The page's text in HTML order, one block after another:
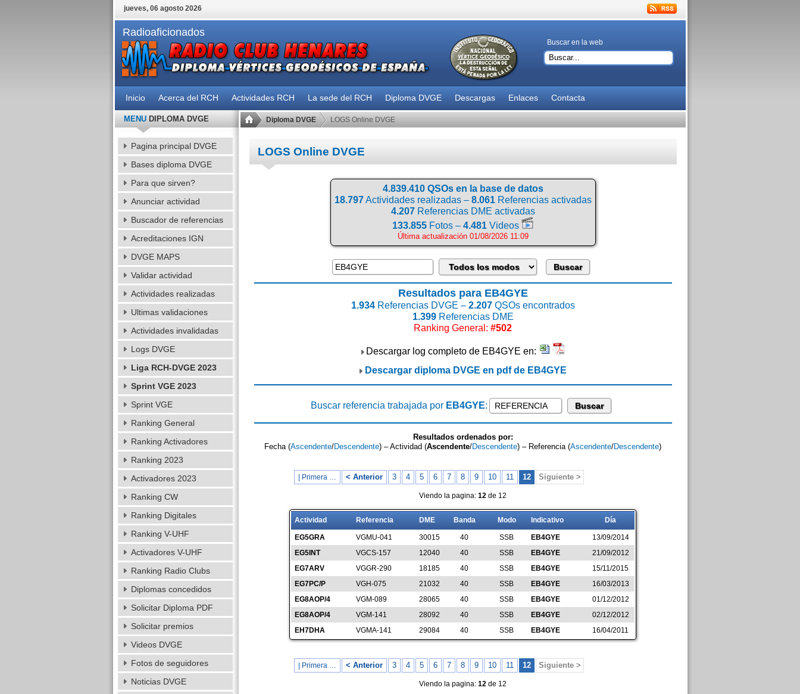
jueves, 06 agosto 2026
Radioaficionados
Buscar en la web
Inicio Acerca del RCH Actividades RCH La sede del RCH Diploma DVGE Descargas Enlaces Contacta
Diploma DVGE LOGS Online DVGE
LOGS Online DVGE
4.839.410 QSOs en la base de datos
18.797Actividades realizadas – 8.061Referencias activadas
4.207Referencias DME activadas
133.855 Fotos – 4.481 Videos
Última actualización 01/08/2026 11:09
Resultados para EB4GYE
1.934Referencias DVGE – 2.207QSOs encontrados
1.399Referencias DME
Ranking General: #502
Descargar log completo de EB4GYE en:
Descargar diploma DVGE en pdf de EB4GYE
Buscar referencia trabajada por EB4GYE:
Resultados ordenados por:
Fecha (Ascendente/Descendente) – Actividad (Ascendente/Descendente) – Referencia (Ascendente/Descendente)
| Primera … < Anterior 3 4 5 6 7 8 9 10 11 12 Siguiente >
Viendo la pagina: 12 de 12
Actividad Referencia DME Banda Modo Indicativo Día
EG5GRA VGMU-041 30015 40 SSB EB4GYE
13/09/2014
EG5INT
VGCS-157 12040 40 SSB EB4GYE
21/09/2012
EG7ARV
VGGR-290 18185 40 SSB EB4GYE
15/11/2015
EG7PC/P
VGH-075 21032 40 SSB EB4GYE
16/03/2013
EG8AOP/4
VGM-089 28065 40 SSB EB4GYE
01/12/2012
EG8AOP/4
VGM-141 28092 40 SSB EB4GYE
02/12/2012
EH7DHA
VGMA-141 29084 40 SSB EB4GYE 16/04/2011
| Primera … < Anterior 3 4 5 6 7 8 9 10 11 12 Siguiente >
Viendo la pagina: 12 de 12
MENUDIPLOMA DVGE
Pagina principal DVGE
Bases diploma DVGE
Para que sirven?
Anunciar actividad
Buscador de referencias
Acreditaciones IGN
DVGE MAPS
Validar actividad
Actividades realizadas
Ultimas validaciones
Actividades invalidadas
Logs DVGE
Liga RCH-DVGE 2023
Sprint VGE 2023
Sprint VGE
Ranking General
Ranking Activadores
Ranking 2023
Activadores 2023
Ranking CW
Ranking Digitales
Ranking V-UHF
Activadores V-UHF
Ranking Radio Clubs
Diplomas concedidos
Solicitar Diploma PDF
Solicitar premios
Videos DVGE
Fotos de seguidores
Noticias DVGE